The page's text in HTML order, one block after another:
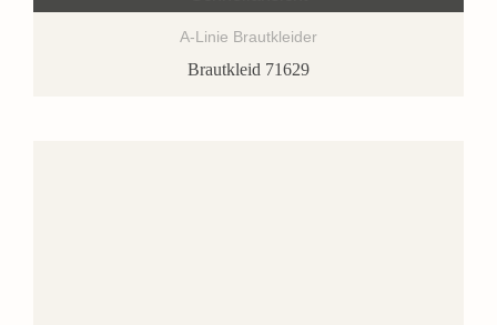
A-Linie Brautkleider
Brautkleid 71629